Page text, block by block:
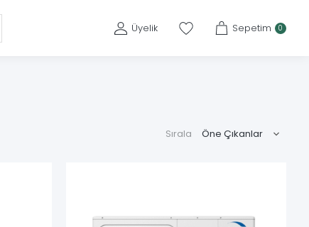
Üyelik Sepetim 0
Sırala